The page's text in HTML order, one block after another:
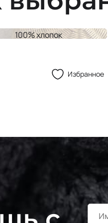
100% хлопок
каймовое #127
Избранное